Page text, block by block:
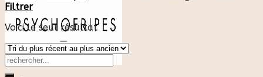
Filtrer
Voici le seul résultat